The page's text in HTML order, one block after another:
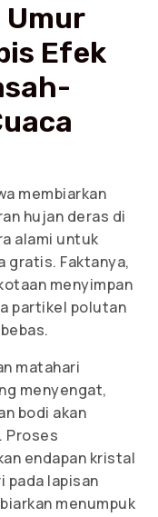
Umur
Efek
membiarkan
hujan deras di
alami untuk
gratis. Faktanya,
menyimpan
partikel polutan
matahari
menyengat,
bodi akan
Proses
endapan kristal
pada lapisan
menumpuk